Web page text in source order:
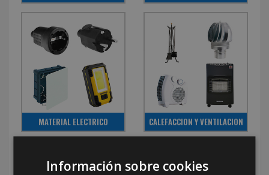
MATERIAL ELECTRICO CALEFACCION Y VENTILACION
Información sobre cookies